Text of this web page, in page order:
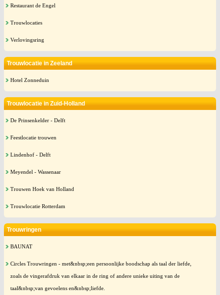
Restaurant de Engel
Trouwlocaties
Verlovingsring
Trouwlocatie in Zeeland
Hotel Zonneduin
Trouwlocatie in Zuid-Holland
De Prinsenkelder - Delft
Feestlocatie trouwen
Lindenhof - Delft
Meyendel - Wassenaar
Trouwen Hoek van Holland
Trouwlocatie Rotterdam
Trouwringen
BAUNAT
Circles Trouwringen - met&nbsp;een persoonlijke boodschap als taal der liefde,
zoals de vingerafdruk van elkaar in de ring of andere unieke uiting van de
taal&nbsp;van gevoelens en&nbsp;liefde.